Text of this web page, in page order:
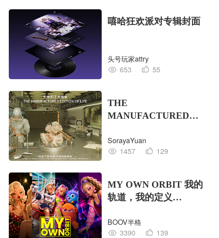
嘻哈狂欢派对专辑封面
头号玩家attry
653
55
THE
MANUFACTURED
的工业版本
SorayaYuan
1457
129
MY OWN ORBIT 我的
轨道，我的定义
对
BOOV半格
3390
139